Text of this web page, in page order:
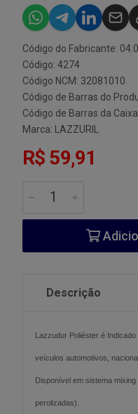
Código do Fabricante:
Código: 4274
Código NCM: 32081010
Código de Barras do
Código de Barras da
Marca: LAZZURIL
R$ 59,91
Descrição
Lazzudur Poliéster é
veículos automotivos,
Disponível em sistema
perolizadas).